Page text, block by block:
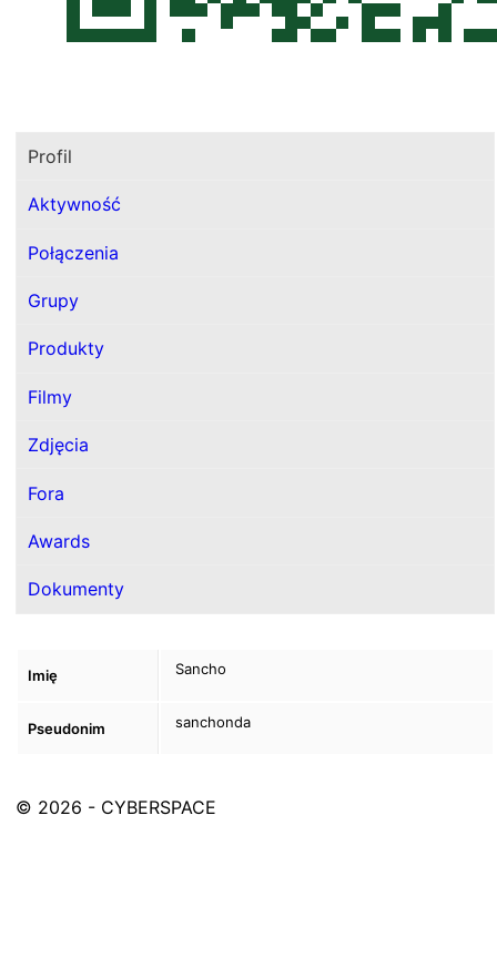
Profil
Aktywność
Połączenia
Grupy
Produkty
Filmy
Zdjęcia
Fora
Awards
Dokumenty
Imię Sancho
Pseudonim sanchonda
© 2026 - CYBERSPACE